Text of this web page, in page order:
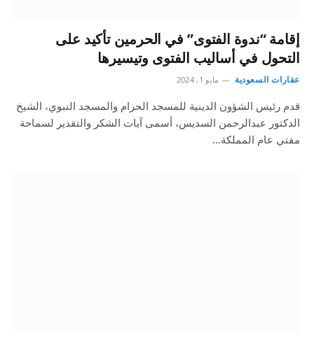
إقامة “ندوة الفتوى” في الحرمين تأكيد على
التحول في أساليب الفتوى وتيسيرها
عقارات السعودية مايو 1, 2024
قدم رئيس الشؤون الدينية للمسجد الحرام والمسجد النبوي، الشيخ
الدكتور عبدالرحمن السديس، أسمى آيات الشكر والتقدير لسماحة
مفتي عام المملكة…